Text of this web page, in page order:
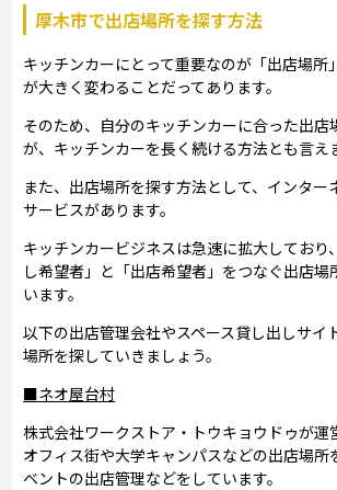
厚木市で出店場所を探す方法
キッチンカーにとって重要なのが「出店場所
が大きく変わることだってあります。
そのため、自分のキッチンカーに合った出店
が、キッチンカーを長く続ける方法とも言え
また、出店場所を探す方法として、インター
サービスがあります。
キッチンカービジネスは急速に拡大しており
し希望者」と「出店希望者」をつなぐ出店場
います。
以下の出店管理会社やスペース貸し出しサイ
場所を探していきましょう。
■ネオ屋台村
株式会社ワークストア・トウキョウドゥが運
オフィス街や大学キャンパスなどの出店場所
ベントの出店管理などをしています。